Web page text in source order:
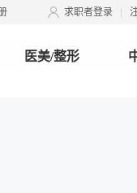
求职者登录
医美/整形